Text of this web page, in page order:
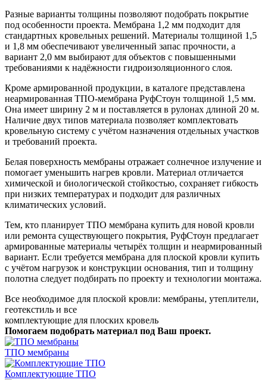
Разные варианты толщины позволяют подобрать покрытие
под особенности проекта. Мембрана 1,2 мм подходит для
стандартных кровельных решений. Материалы толщиной 1,5
и 1,8 мм обеспечивают увеличенный запас прочности, а
вариант 2,0 мм выбирают для объектов с повышенными
требованиями к надёжности гидроизоляционного слоя.
Кроме армированной продукции, в каталоге представлена
неармированная ТПО-мембрана РуфСтоун толщиной 1,5 мм.
Она имеет ширину 2 м и поставляется в рулонах длиной 20 м.
Наличие двух типов материала позволяет комплектовать
кровельную систему с учётом назначения отдельных участков
и требований проекта.
Белая поверхность мембраны отражает солнечное излучение и
помогает уменьшить нагрев кровли. Материал отличается
химической и биологической стойкостью, сохраняет гибкость
при низких температурах и подходит для различных
климатических условий.
Тем, кто планирует ТПО мембрана купить для новой кровли
или ремонта существующего покрытия, РуфСтоун предлагает
армированные материалы четырёх толщин и неармированный
вариант. Если требуется мембрана для плоской кровли купить
с учётом нагрузок и конструкции основания, тип и толщину
полотна следует подбирать по проекту и технологии монтажа.
Все необходимое для плоской кровли: мембраны, утеплители,
геотекстиль и все
комплектующие для плоских кровель
Помогаем подобрать материал под Ваш проект.
ТПО мембраны
Комплектующие ТПО